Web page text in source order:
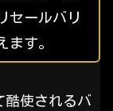
セールバリ
ます。
酷使されるバ